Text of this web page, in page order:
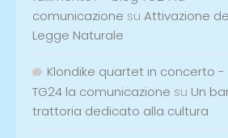
comunicazione su Attivazione
Legge Naturale
Klondike quartet in concerto -
TG24 la comunicazione su Un
trattoria dedicato alla cultura